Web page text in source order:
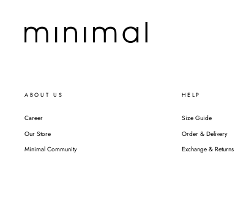
ABOUT US
Career
Our Store
Minimal Community
HELP
Size Guide
Order & Delivery
Exchange & Returns